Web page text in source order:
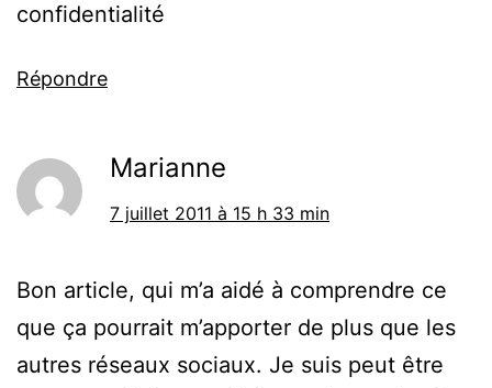
confidentialité
Répondre
Marianne
7 juillet 2011 à 15 h 33 min
Bon article, qui m’a aidé à comprendre ce
que ça pourrait m’apporter de plus que les
autres réseaux sociaux. Je suis peut être